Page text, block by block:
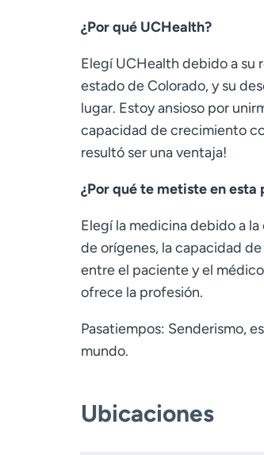
¿Por qué UCHealth?
Elegí UCHealth debido a su
estado de Colorado, y su
lugar. Estoy ansioso por
capacidad de crecimiento
resultó ser una ventaja!
¿Por qué te metiste en esta
Elegí la medicina debido a
de orígenes, la capacidad
entre el paciente y el
ofrece la profesión.
Pasatiempos: Senderismo,
mundo.
Ubicaciones